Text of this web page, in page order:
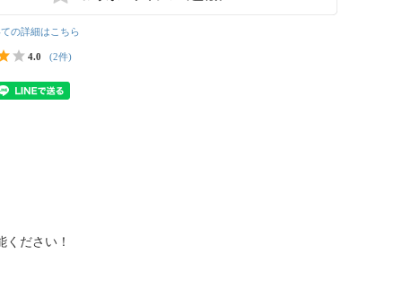
の詳細はこちら
4.0 (2件)
ださい！